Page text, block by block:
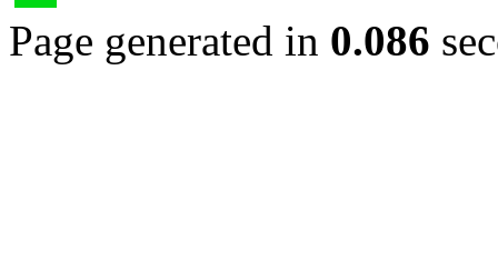
Page generated in 0.086